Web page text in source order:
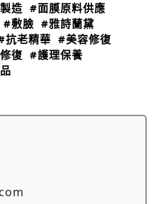
造 #面膜原料供應
#敷臉 #雅詩蘭黛
抗老精華 #美容修復
復 #護理保養